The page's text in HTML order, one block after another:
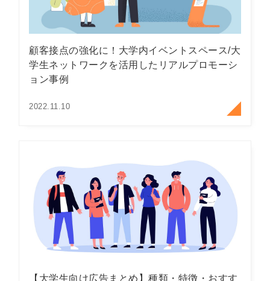
顧客接点の強化に！大学内イベントスペース/大
学生ネットワークを活用したリアルプロモーシ
ョン事例
2022.11.10
【大学生向け広告まとめ】種類・特徴・おすす